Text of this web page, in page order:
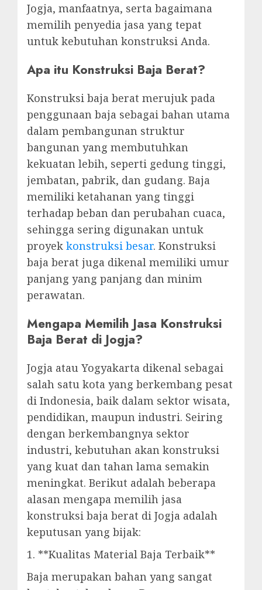
Jogja, manfaatnya, serta bagaimana
memilih penyedia jasa yang tepat
untuk kebutuhan konstruksi Anda.
Apa itu Konstruksi Baja Berat?
Konstruksi baja berat merujuk pada
penggunaan baja sebagai bahan utama
dalam pembangunan struktur
bangunan yang membutuhkan
kekuatan lebih, seperti gedung tinggi,
jembatan, pabrik, dan gudang. Baja
memiliki ketahanan yang tinggi
terhadap beban dan perubahan cuaca,
sehingga sering digunakan untuk
proyek konstruksi besar. Konstruksi
baja berat juga dikenal memiliki umur
panjang yang panjang dan minim
perawatan.
Mengapa Memilih Jasa Konstruksi
Baja Berat di Jogja?
Jogja atau Yogyakarta dikenal sebagai
salah satu kota yang berkembang pesat
di Indonesia, baik dalam sektor wisata,
pendidikan, maupun industri. Seiring
dengan berkembangnya sektor
industri, kebutuhan akan konstruksi
yang kuat dan tahan lama semakin
meningkat. Berikut adalah beberapa
alasan mengapa memilih jasa
konstruksi baja berat di Jogja adalah
keputusan yang bijak:
1. **Kualitas Material Baja Terbaik**
Baja merupakan bahan yang sangat